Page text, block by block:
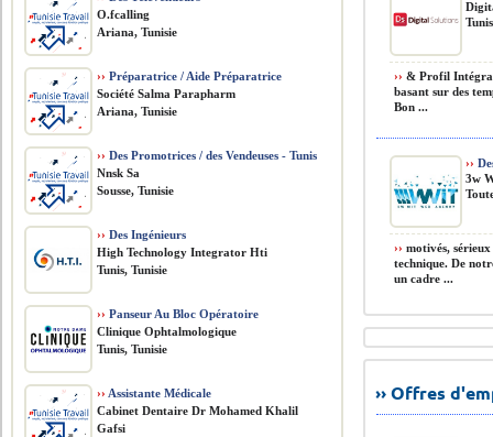
›› & Profil
basant sur des
Bon ...
››
3w
›› motivés,
technique. De
un cadre ...
›› Offres
O.fcalling
Ariana, Tunisie
›› Préparatrice / Aide Préparatrice
Société Salma Parapharm
Ariana, Tunisie
›› Des Promotrices / des Vendeuses - Tunis
Nnsk Sa
Sousse, Tunisie
›› Des Ingénieurs
High Technology Integrator Hti
Tunis, Tunisie
›› Panseur Au Bloc Opératoire
Clinique Ophtalmologique
Tunis, Tunisie
›› Assistante Médicale
Cabinet Dentaire Dr Mohamed Khalil
Gafsi